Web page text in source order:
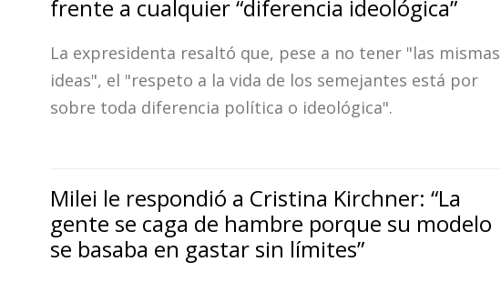
frente a cualquier “diferencia ideológica”
La expresidenta resaltó que, pese a no tener "las mismas
ideas", el "respeto a la vida de los semejantes está por
sobre toda diferencia política o ideológica".
Milei le respondió a Cristina Kirchner: “La
gente se caga de hambre porque su modelo
se basaba en gastar sin límites”